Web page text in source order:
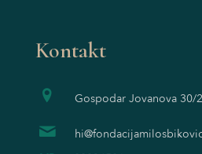
Kontakt
Gospodar Jovanova 30/